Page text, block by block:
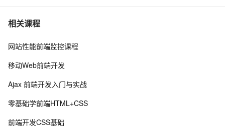
7 《智能前端技术与实践》——第 2 章 前端开发基础 ——
8 而桌面app向来是web前端开发开发人员下意识的避开方
10前后端分离，如何在前端项目中动态插入后端API基地
相关课程
网站性能前端监控课程
移动Web前端开发
Ajax 前端开发入门与实战
零基础学前端HTML+CSS
前端开发CSS基础